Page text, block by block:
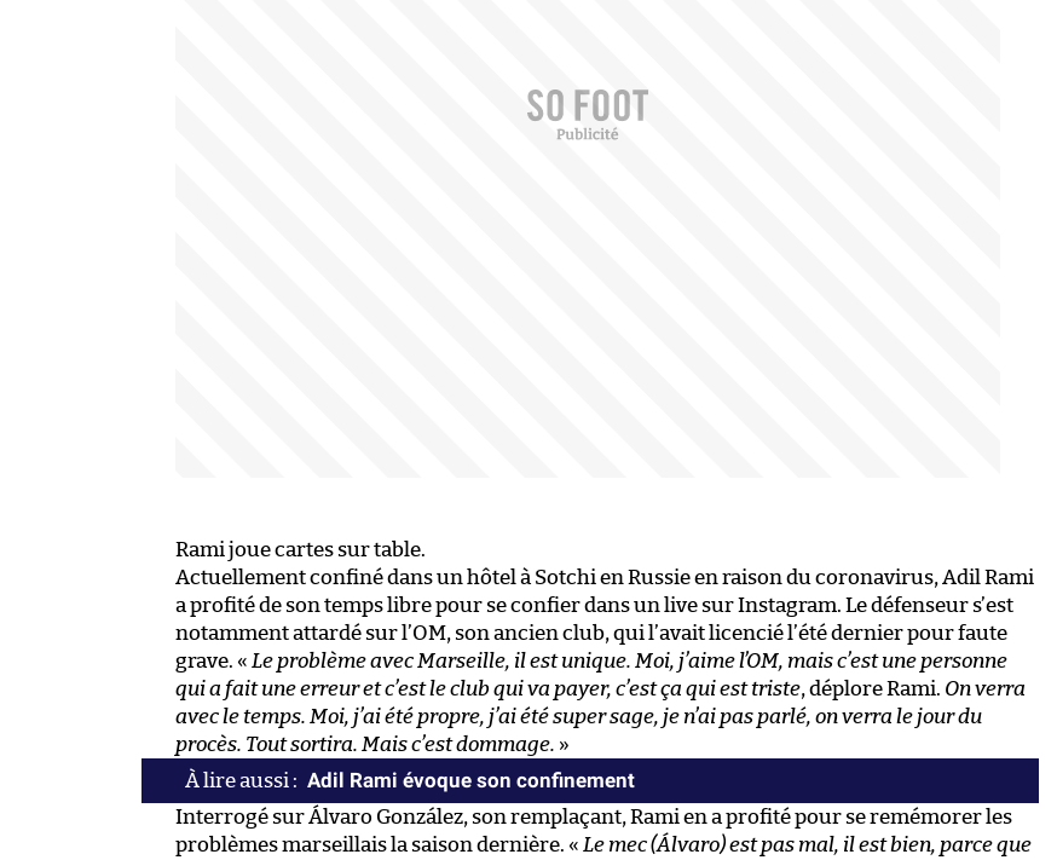
Rami joue cartes sur table.
Actuellement confiné dans un hôtel à Sotchi en Russie en raison du coronavirus, Adil Rami
a profité de son temps libre pour se confier dans un live sur Instagram. Le défenseur s’est
notamment attardé sur l’OM, son ancien club, qui l’avait licencié l’été dernier pour faute
grave. « Le problème avec Marseille, il est unique. Moi, j’aime l’OM, mais c’est une personne
qui a fait une erreur et c’est le club qui va payer, c’est ça qui est triste, déplore Rami. On verra
avec le temps. Moi, j’ai été propre, j’ai été super sage, je n’ai pas parlé, on verra le jour du
procès. Tout sortira. Mais c’est dommage. »
Adil Rami évoque son confinement
Interrogé sur Álvaro González, son remplaçant, Rami en a profité pour se remémorer les
problèmes marseillais la saison dernière. « Le mec (Álvaro) est pas mal, il est bien, parce que